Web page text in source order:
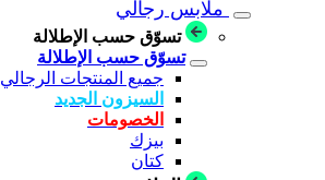
ملابس رجالي
تسوّق حسب الإطلالة
تسوّق حسب الإطلالة
جميع المنتجات الرجالي
السيزون الجديد
الخصومات
بيزك
كتان